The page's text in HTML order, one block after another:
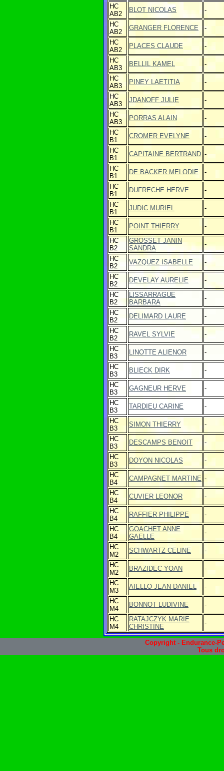
HC
AB2
BLOT NICOLAS
-
HC
AB2
GRANGER FLORENCE
-
HC
AB2
PLACES CLAUDE
-
HC
AB3
BELLIL KAMEL
-
HC
AB3
PINEY LAETITIA
-
HC
AB3
JDANOFF JULIE
-
HC
AB3
PORRAS ALAIN
-
HC
B1
CROMER EVELYNE
-
HC
B1
CAPITAINE BERTRAND -
HC
B1
DE BACKER MELODIE
-
HC
B1
DUFRECHE HERVE
-
HC
B1
JUDIC MURIEL
-
HC
B1
POINT THIERRY
-
HC
B2
GROSSET JANIN
SANDRA
-
HC
B2
VAZQUEZ ISABELLE
-
HC
B2
DEVELAY AURELIE
-
HC
B2
LISSARRAGUE
BARBARA
-
HC
B2
DELIMARD LAURE
-
HC
B2
RAVEL SYLVIE
-
HC
B3
LINOTTE ALIENOR
-
HC
B3
BLIECK DIRK
-
HC
B3
GAGNEUR HERVE
-
HC
B3
TARDIEU CARINE
-
HC
B3
SIMON THIERRY
-
HC
B3
DESCAMPS BENOIT
-
HC
B3
DOYON NICOLAS
-
HC
B4
CAMPAGNET MARTINE -
HC
B4
CUVIER LEONOR
-
HC
B4
RAFFIER PHILIPPE
-
HC
B4
GOACHET ANNE
GAELLE
-
HC
M2
SCHWARTZ CELINE
-
HC
M2
BRAZIDEC YOAN
-
HC
M3
AIELLO JEAN DANIEL
-
HC
M4
BONNOT LUDIVINE
-
HC
M4
RATAJCZYK MARIE
CHRISTINE
-
Copyright - Endurance-
Tous